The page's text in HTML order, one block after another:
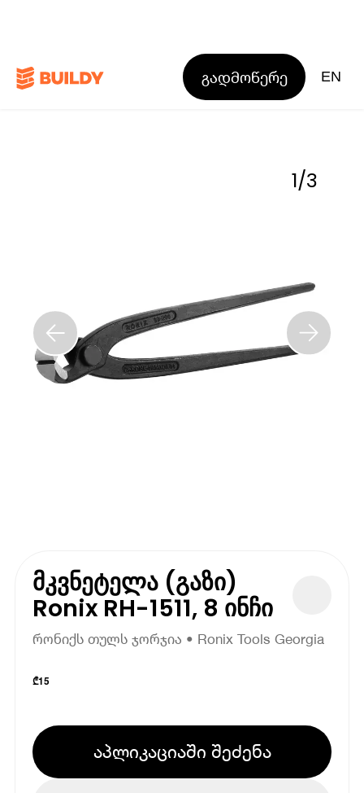
გადმოწერე EN
1/3
მკვნეტელა (გაზი)
Ronix RH-1511, 8 ინჩი
რონიქს თულს ჯორჯია • Ronix Tools Georgia
₾15
აპლიკაციაში შეძენა